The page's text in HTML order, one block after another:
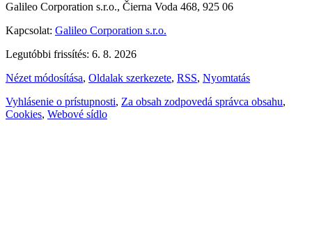
Galileo Corporation s.r.o., Čierna Voda 468, 925 06
Kapcsolat: Galileo Corporation s.r.o.
Legutóbbi frissítés: 6. 8. 2026
Nézet módosítása, Oldalak szerkezete, RSS, Nyomtatás
Vyhlásenie o prístupnosti, Za obsah zodpovedá správca obsahu,
Cookies, Webové sídlo